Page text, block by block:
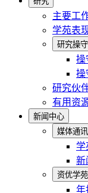
主要工
学苑表
研究操守
操
操
研究伙
有用资
新闻中心
媒体通讯
学
新
资优学
年